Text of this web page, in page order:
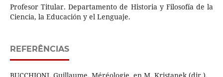
Profesor Titular. Departamento de Historia y Filosofía de la
Ciencia, la Educación y el Lenguaje.
REFERÊNCIAS